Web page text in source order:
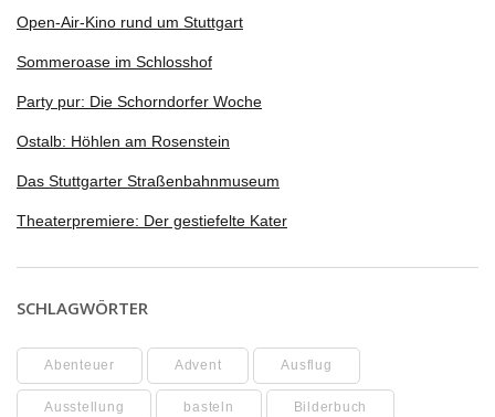
Open-Air-Kino rund um Stuttgart
Sommeroase im Schlosshof
Party pur: Die Schorndorfer Woche
Ostalb: Höhlen am Rosenstein
Das Stuttgarter Straßenbahnmuseum
Theaterpremiere: Der gestiefelte Kater
SCHLAGWÖRTER
Abenteuer Advent Ausflug
Ausstellung basteln Bilderbuch